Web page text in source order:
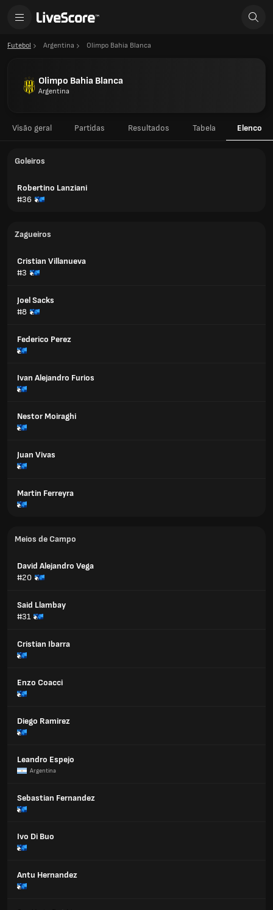
Futebol Argentina Olimpo Bahia Blanca
Olimpo Bahia Blanca
Argentina
Visão geral Partidas Resultados Tabela Elenco
Goleiros
Robertino Lanziani
#36
Zagueiros
Cristian Villanueva
#3
Joel Sacks
#8
Federico Perez
Ivan Alejandro Furios
Nestor Moiraghi
Juan Vivas
Martin Ferreyra
Meios de Campo
David Alejandro Vega
#20
Said Llambay
#31
Cristian Ibarra
Enzo Coacci
Diego Ramirez
Leandro Espejo
Argentina
Sebastian Fernandez
Ivo Di Buo
Antu Hernandez